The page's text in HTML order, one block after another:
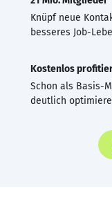
Knüpf neue
besseres Job-
Kostenlos
Schon als Basis-
deutlich